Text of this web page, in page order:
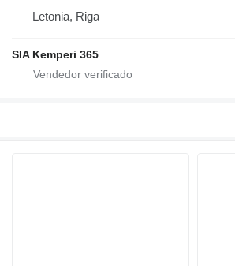
Letonia, Riga
SIA Kemperi 365